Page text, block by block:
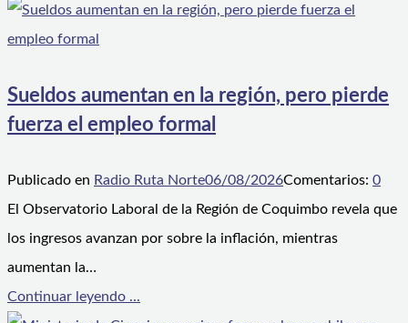
Sueldos aumentan en la región, pero pierde
fuerza el empleo formal
Publicado en Radio Ruta Norte06/08/2026Comentarios: 0
El Observatorio Laboral de la Región de Coquimbo revela que
los ingresos avanzan por sobre la inflación, mientras
aumentan la…
Continuar leyendo ...